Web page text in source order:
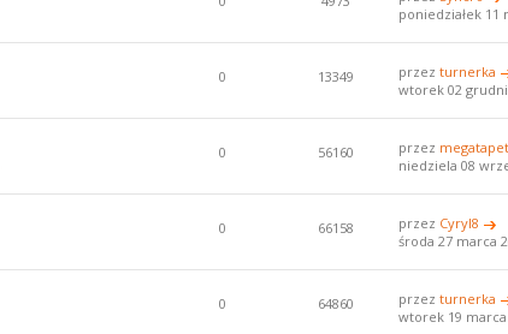
poniedziałek 11
0 13349 przezturnerka
wtorek 02
0 56160 przez
niedziela 08
0 66158 przez Cyryl8
środa 27 marca
0 64860 przezturnerka
wtorek 19 marca